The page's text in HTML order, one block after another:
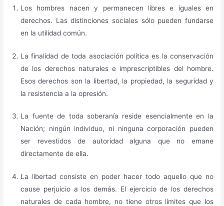
Los hombres nacen y permanecen libres e iguales en
derechos. Las distinciones sociales sólo pueden fundarse
en la utilidad común.
La finalidad de toda asociación política es la conservación
de los derechos naturales e imprescriptibles del hombre.
Esos derechos son la libertad, la propiedad, la seguridad y
la resistencia a la opresión.
La fuente de toda soberanía reside esencialmente en la
Nación; ningún individuo, ni ninguna corporación pueden
ser revestidos de autoridad alguna que no emane
directamente de ella.
La libertad consiste en poder hacer todo aquello que no
cause perjuicio a los demás. El ejercicio de los derechos
naturales de cada hombre, no tiene otros límites que los